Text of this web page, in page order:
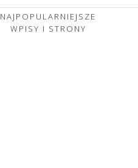
NAJPOPULARNIEJSZE
WPISY I STRONY